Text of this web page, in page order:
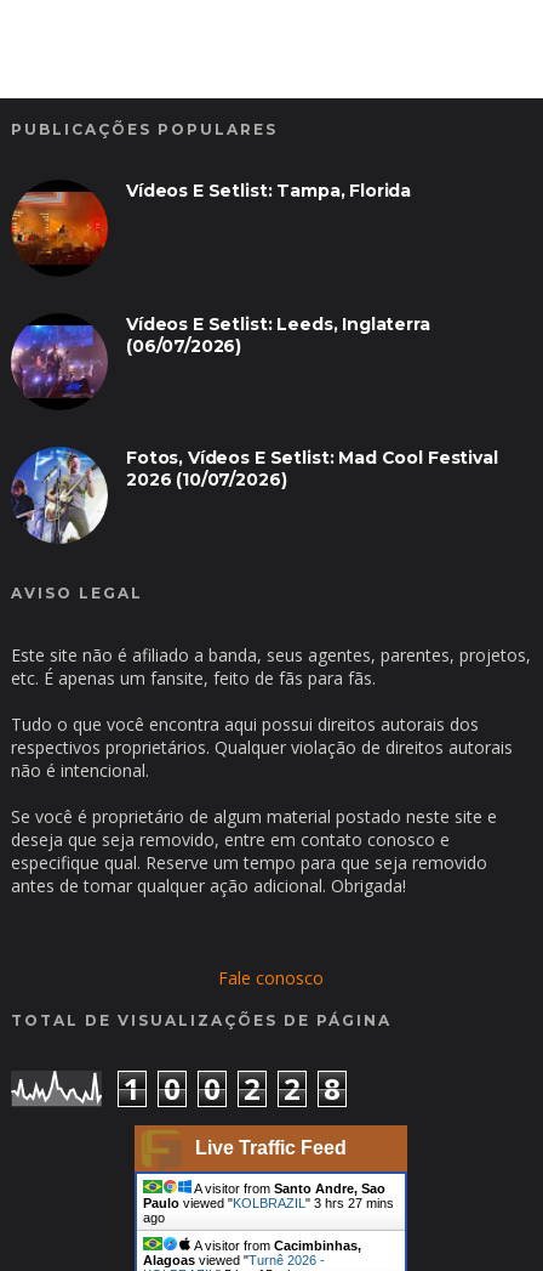
PUBLICAÇÕES POPULARES
Vídeos E Setlist: Tampa, Florida
Vídeos E Setlist: Leeds, Inglaterra
(06/07/2026)
Fotos, Vídeos E Setlist: Mad Cool Festival
2026 (10/07/2026)
AVISO LEGAL
Este site não é afiliado a banda, seus agentes, parentes, projetos,
etc. É apenas um fansite, feito de fãs para fãs.
Tudo o que você encontra aqui possui direitos autorais dos
respectivos proprietários. Qualquer violação de direitos autorais
não é intencional.
Se você é proprietário de algum material postado neste site e
deseja que seja removido, entre em contato conosco e
especifique qual. Reserve um tempo para que seja removido
antes de tomar qualquer ação adicional. Obrigada!
Fale conosco
TOTAL DE VISUALIZAÇÕES DE PÁGINA
1 0 0 2 2 8
Live Traffic Feed
A visitor fromSanto Andre, Sao
Paulo viewed "KOLBRAZIL"3 hrs 27 mins
ago
A visitor fromCacimbinhas,
Alagoas viewed "Turnê 2026 -